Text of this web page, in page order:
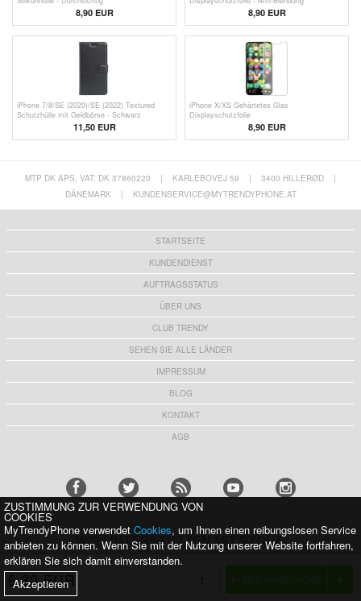
8,90 EUR 8,90 EUR
iPhone 7/8/SE (2020)/SE (2022) Textured
Schutzhülle mit Geldbörse - Schwarz
11,50 EUR
iPhone X/XS Gehärtetes Glas
Displayschutzfolie
8,90 EUR
6,30 EUR
MTP DK APS, VAT: DK 37860220 | KARLEBOVEJ 59 | 3400 HILLERØD
|
DÄNEMARK
| KUNDENSERVICE@MYTRENDYPHONE.AT
STARTSEITE
KUNDENDIENST
AUFTRAGSSTATUS
ÜBER UNS
CLUB TRENDY
SEHEN SIE ALLE LÄNDER
IMPRESSUM
BLOG
KONTAKT
AGB
WIR UNTERSTÜTZEN MIT STOLZ:
ZUSTIMMUNG ZUR VERWENDUNG VON
COOKIES
MyTrendyPhone verwendet Cookies, um Ihnen einen reibungslosen Service
anbieten zu können. Wenn Sie mit der Nutzung unserer Website fortfahren,
erklären Sie sich damit einverstanden.
Akzeptieren